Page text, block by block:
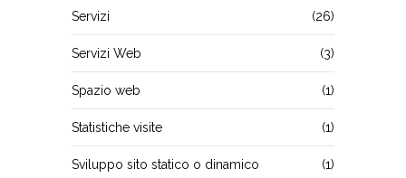
Servizi (26)
Servizi Web (3)
Spazio web (1)
Statistiche visite (1)
Sviluppo sito statico o dinamico (1)